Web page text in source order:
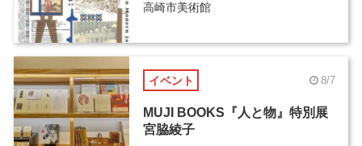
高崎市美術館
イベント 8/7
MUJI BOOKS『人と物』特別展
宮脇綾子